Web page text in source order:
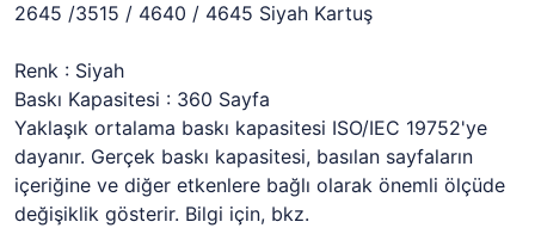
2645 /3515 / 4640 / 4645 Siyah Kartuş
Renk : Siyah
Baskı Kapasitesi : 360 Sayfa
Yaklaşık ortalama baskı kapasitesi ISO/IEC 19752'ye
dayanır. Gerçek baskı kapasitesi, basılan sayfaların
içeriğine ve diğer etkenlere bağlı olarak önemli ölçüde
değişiklik gösterir. Bilgi için, bkz.